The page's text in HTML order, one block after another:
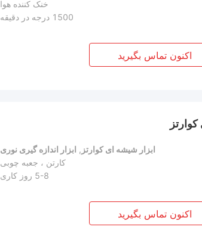
خنک کننده هوا
1500 درجه در دقیقه
اکنون تماس بگیرید
ابزار شیشه ای کوارتز , ابزار اندازه گیری نوری
کارتن ، جعبه چوبی
5-8 روز کاری
اکنون تماس بگیرید